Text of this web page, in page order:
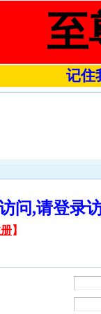
至
记住
问,请登
】